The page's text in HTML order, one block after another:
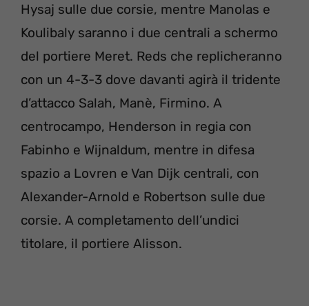
Hysaj sulle due corsie, mentre Manolas e
Koulibaly saranno i due centrali a schermo
del portiere Meret. Reds che replicheranno
con un 4-3-3 dove davanti agirà il tridente
d’attacco Salah, Manè, Firmino. A
centrocampo, Henderson in regia con
Fabinho e Wijnaldum, mentre in difesa
spazio a Lovren e Van Dijk centrali, con
Alexander-Arnold e Robertson sulle due
corsie. A completamento dell’undici
titolare, il portiere Alisson.